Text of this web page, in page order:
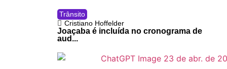
Trânsito
Cristiano Hoffelder
Joaçaba é incluída no cronograma de
aud...